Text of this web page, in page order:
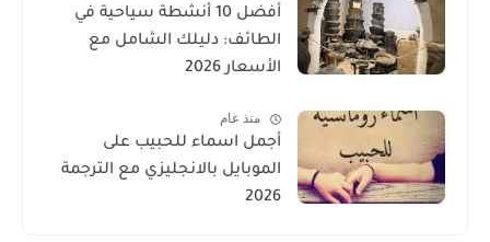
أفضل 10 أنشطة سياحية في
الطائف: دليلك الشامل مع
الأسعار 2026
منذ عام
أجمل اسماء للحبيب على
الموبايل بالانجليزي مع الترجمة
2026